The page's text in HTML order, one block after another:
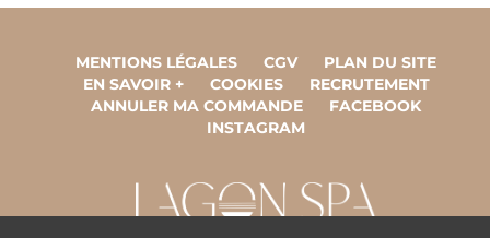
MENTIONS LÉGALES CGV
PLAN DU SITE
EN SAVOIR +
COOKIES
RECRUTEMENT
ANNULER MA COMMANDE
FACEBOOK
INSTAGRAM